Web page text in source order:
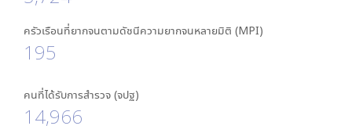
ครัวเรือนที่ยากจนตามดัชนีความยากจนหลายมิติ (MPI)
195
คนที่ได้รับการสำรวจ (จปฐ)
14,966